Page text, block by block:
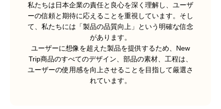
私たちは日本企業の責任と良心を深く理解し、ユーザ
ーの信頼と期待に応えることを重視しています。そし
て、私たちには「製品の品質向上」という明確な信念
があります。
ユーザーに想像を超えた製品を提供するため、New
Trip商品のすべてのデザイン、部品の素材、工程は、
ユーザーの使用感を向上させることを目指して厳選さ
れています。